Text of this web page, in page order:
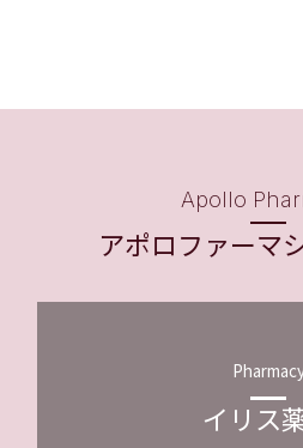
Apollo
アポロファーマ
イリス